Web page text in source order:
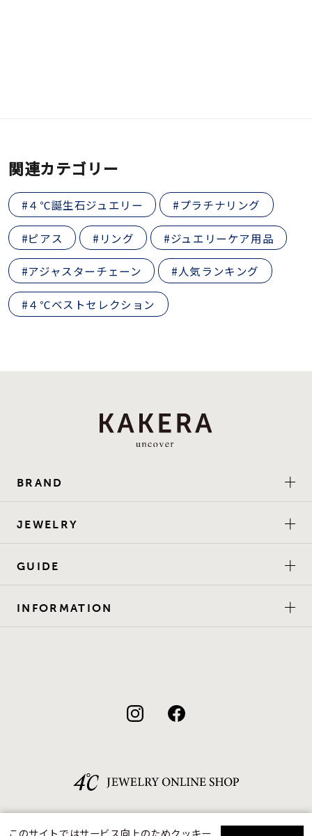
関連カテゴリー
#４℃誕生石ジュエリー #プラチナリング
#ピアス #リング #ジュエリーケア用品
#アジャスターチェーン #人気ランキング
#４℃ベストセレクション
BRAND
JEWELRY
GUIDE
INFORMATION
このサイトではサービス向上のためクッキー